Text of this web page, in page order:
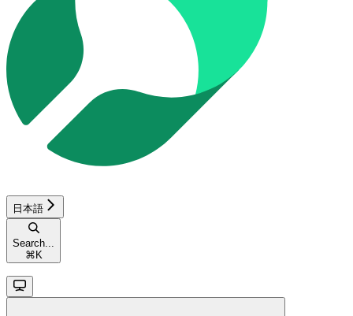
日本語
Search...
⌘ K